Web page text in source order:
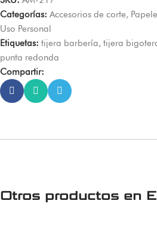
Categorías: Accesorios de corte,
Uso Personal
Etiquetas: tijera barbería, tijera
punta redonda
Compartir:
Otros productos en